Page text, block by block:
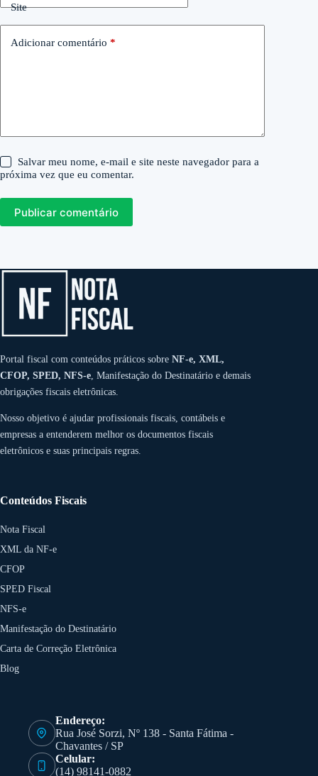
Site
Adicionar comentário *
Salvar meu nome, e-mail e site neste navegador para a
próxima vez que eu comentar.
Publicar comentário
Portal fiscal com conteúdos práticos sobre NF-e, XML,
CFOP, SPED, NFS-e , Manifestação do Destinatário e demais
obrigações fiscais eletrônicas.
Nosso objetivo é ajudar profissionais fiscais, contábeis e
empresas a entenderem melhor os documentos fiscais
eletrônicos e suas principais regras.
Conteúdos Fiscais
Nota Fiscal
XML da NF-e
CFOP
SPED Fiscal
NFS-e
Manifestação do Destinatário
Carta de Correção Eletrônica
Blog
Endereço:
Rua José Sorzi, Nº 138 - Santa Fátima -
Chavantes / SP
Celular:
(14) 98141-0882